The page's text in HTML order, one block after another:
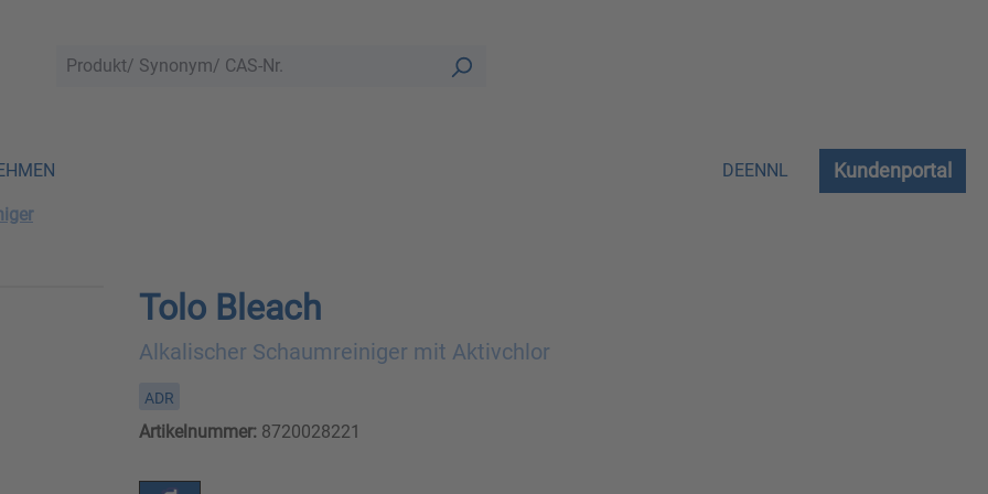
DEENNL Kundenportal
Tolo Bleach
Alkalischer Schaumreiniger mit Aktivchlor
ADR
Artikelnummer:8720028221